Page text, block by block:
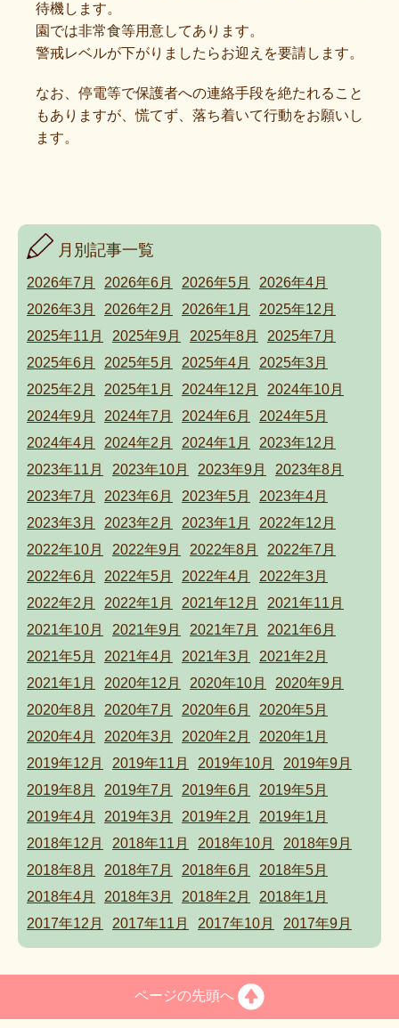
待機します。
園では非常食等用意してあります。
警戒レベルが下がりましたらお迎えを要請します。
なお、停電等で保護者への連絡手段を絶たれること
もありますが、慌てず、落ち着いて行動をお願いし
ます。
月別記事一覧
2026年7月 2026年6月 2026年5月
2026年4月
2026年3月
2026年2月 2026年1月
2025年12月
2025年11月
2025年9月 2025年8月
2025年7月
2025年6月
2025年5月 2025年4月
2025年3月
2025年2月
2025年1月 2024年12月
2024年10月
2024年9月
2024年7月 2024年6月
2024年5月
2024年4月
2024年2月 2024年1月
2023年12月
2023年11月
2023年10月 2023年9月
2023年8月
2023年7月
2023年6月 2023年5月
2023年4月
2023年3月
2023年2月 2023年1月
2022年12月
2022年10月
2022年9月 2022年8月
2022年7月
2022年6月
2022年5月 2022年4月
2022年3月
2022年2月
2022年1月 2021年12月
2021年11月
2021年10月
2021年9月 2021年7月
2021年6月
2021年5月
2021年4月 2021年3月
2021年2月
2021年1月
2020年12月 2020年10月
2020年9月
2020年8月
2020年7月 2020年6月
2020年5月
2020年4月
2020年3月 2020年2月
2020年1月
2019年12月
2019年11月 2019年10月
2019年9月
2019年8月
2019年7月 2019年6月
2019年5月
2019年4月
2019年3月 2019年2月
2019年1月
2018年12月
2018年11月 2018年10月
2018年9月
2018年8月
2018年7月 2018年6月
2018年5月
2018年4月
2018年3月 2018年2月
2018年1月
2017年12月
2017年11月 2017年10月 2017年9月
ページの先頭へ